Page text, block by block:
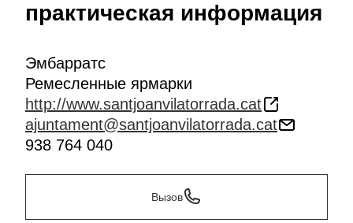
практическая информация
Эмбарратс
Ремесленные ярмарки
http://www.santjoanvilatorrada.cat
ajuntament@santjoanvilatorrada.cat
938 764 040
Вызов